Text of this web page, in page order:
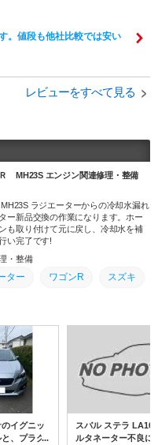
。値段も他社比較では安い
レビューをすべて見る
MH23S エンジン関連修理・整備
ラジエーターからの冷却水漏れ
ー新品交換の作業になります。ホー
も取り付けて元に戻し、冷却水を補
い完了です!
・整備
ター ワゴンR スズキ
イグニッ
、プラグ
スバル ステラ
ルタネーター不良に